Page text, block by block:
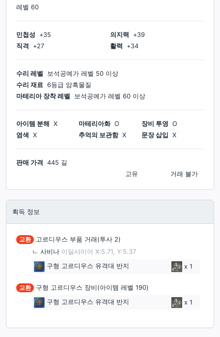
레벨 60
민첩성 +35 의지력 +39
직격
+27 활력 +34
수리 레벨 보석공예가 레벨 50 이상
수리 재료 6등급 암흑물질
마테리아 장착 레벨
보석공예가 레벨 60 이상
아이템 분해 X 마테리아화 O 장비 투영 O
염색
X 추억의 보관함 X 문장 삽입 X
판매 가격
445 길
거래 불가
고유
획득 정보
교환
고르디우스 부품 거래(투사 2)
ㄴ 사비나 이딜샤이어 X:5.71, Y:5.37
구형 고르디우스 유격대 반지
x 1
교환
구형 고르디우스 장비(아이템 레벨 190)
구형 고르디우스 유격대 반지
x 1